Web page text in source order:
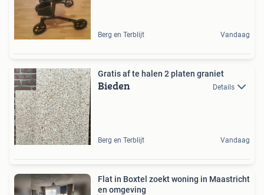
Berg en Terblijt Vandaag
Gratis af te halen 2 platen graniet
Bieden Details
Berg en Terblijt Vandaag
Flat in Boxtel zoekt woning in Maastricht
en omgeving